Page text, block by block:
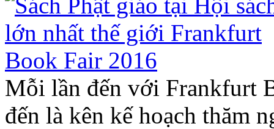
Mỗi lần đến với Frankfurt
đến là kên kế hoạch thăm